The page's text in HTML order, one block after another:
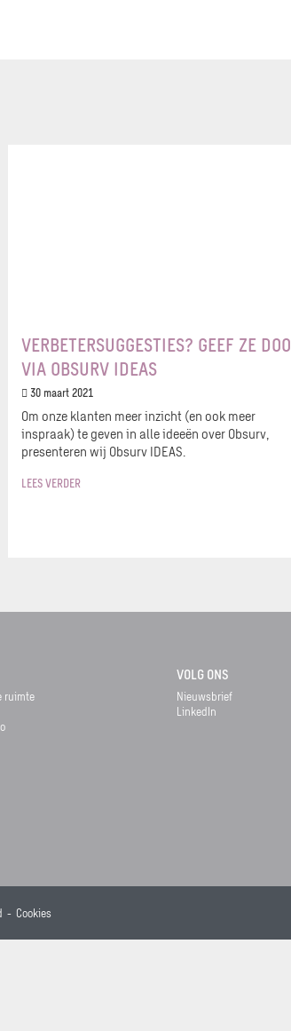
VERBETERSUGGESTIES? GEEF ZE
VIA OBSURV IDEAS
30 maart 2021
Om onze klanten meer inzicht (en ook meer
inspraak) te geven in alle ideeën over Obsurv,
presenteren wij Obsurv IDEAS.
LEES VERDER
ruimte
VOLG ONS
Nieuwsbrief
LinkedIn
Cookies